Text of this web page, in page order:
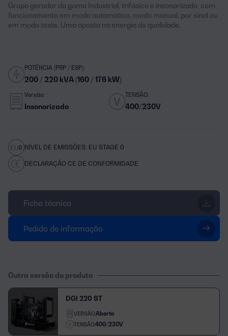
Grupo gerador da gama Industrial, trifásico e insonorizado, com
funcionamento em modo automático, modo manual, por sinal ou
em modo teste. Uma aposta na energia de qualidade.
POTÊNCIA (PRP / ESP):
200 / 220 kVA (160 / 176 kW)
Versão:
Insonorizado
TENSÃO:
400/230V
NÍVEL DE EMISSÕES: EU STAGE 0
DECLARAÇÃO CE DE CONFORMIDADE
Ficha técnica
Pedido de informação
Outra versão do produto
DGI 220 ST
VERSÃO:Aberto
TENSÃO:400/230V